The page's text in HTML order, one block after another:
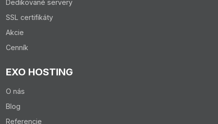
Dedikované servery
SSL certifikáty
Akcie
Cenník
EXO HOSTING
O nás
Blog
Referencie